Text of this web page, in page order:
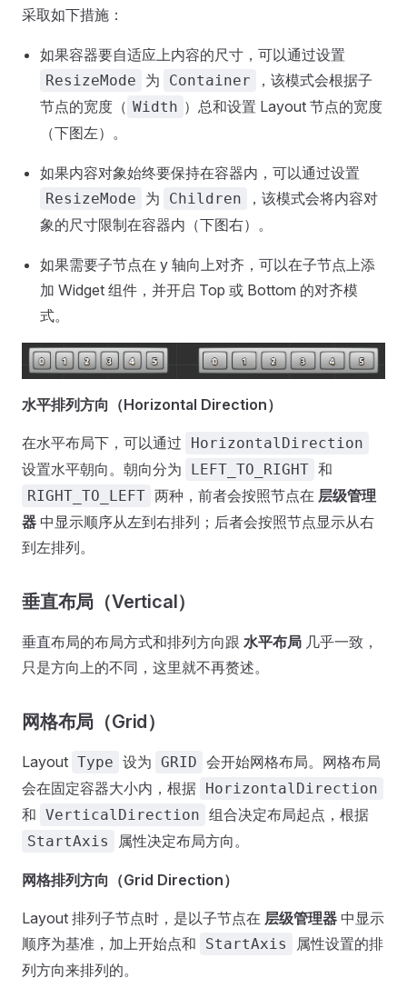
采取如下措施：
如果容器要自适应上内容的尺寸，可以通过设置
ResizeMode 为 Container
，该模式会根据子
节点的宽度（ Width ）总和设置 Layout 节点的宽度
（下图左）。
如果内容对象始终要保持在容器内，可以通过设置
ResizeMode 为 Children
，该模式会将内容对
象的尺寸限制在容器内（下图右）。
如果需要子节点在 y 轴向上对齐，可以在子节点上添
加 Widget 组件，并开启 Top 或 Bottom 的对齐模
式。
水平排列方向（Horizontal Direction）
在水平布局下，可以通过 HorizontalDirection
设置水平朝向。朝向分为 LEFT_TO_RIGHT 和
RIGHT_TO_LEFT 两种，前者会按照节点在 层级管理
器 中显示顺序从左到右排列；后者会按照节点显示从右
到左排列。
垂直布局（Vertical）
垂直布局的布局方式和排列方向跟 水平布局 几乎一致，
只是方向上的不同，这里就不再赘述。
网格布局（Grid）
Layout Type 设为 GRID 会开始网格布局。网格布局
会在固定容器大小内，根据
HorizontalDirection
和 VerticalDirection 组合决定布局起点，根据
StartAxis 属性决定布局方向。
网格排列方向（Grid Direction）
Layout 排列子节点时，是以子节点在 层级管理器 中显示
顺序为基准，加上开始点和
StartAxis
属性设置的排
列方向来排列的。